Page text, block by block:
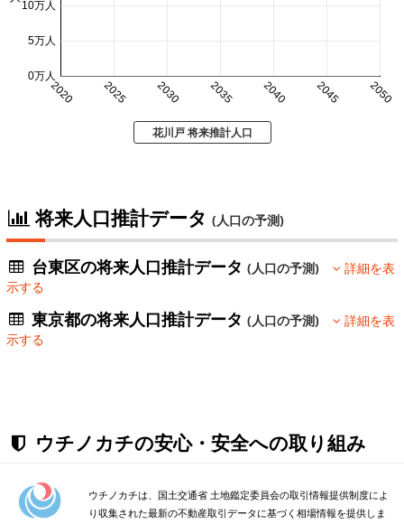
2020 2025 2030 2035 2040 2045 2050
0万人
5万人
10万人
花川戸 将来推計人口
将来人口推計データ (人口の予測)
台東区の将来人口推計データ(人口の予測)
詳細を表
示する
東京都の将来人口推計データ(人口の予測)
詳細を表
示する
ウチノカチの安心・安全への取り組み
ウチノカチは、国土交通省 土地鑑定委員会の取引情報提供制度によ
り収集された最新の不動産取引データに基づく相場情報を提供しま